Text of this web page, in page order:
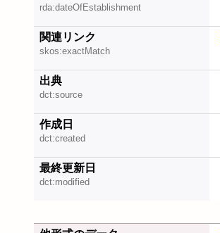
rda:dateOfEstablishment
関連リンク
skos:exactMatch
出典
dct:source
作成日
dct:created
最終更新日
dct:modified